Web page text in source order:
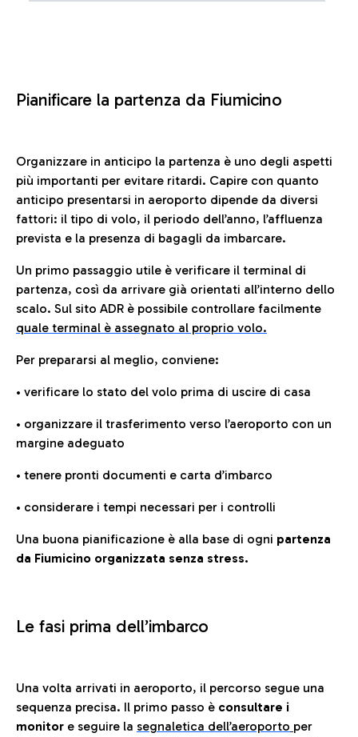
Pianificare la partenza da Fiumicino
Organizzare in anticipo la partenza è uno degli aspetti
più importanti per evitare ritardi. Capire con quanto
anticipo presentarsi in aeroporto dipende da diversi
fattori: il tipo di volo, il periodo dell’anno, l’affluenza
prevista e la presenza di bagagli da imbarcare.
Un primo passaggio utile è verificare il terminal di
partenza, così da arrivare già orientati all’interno dello
scalo. Sul sito ADR è possibile controllare facilmente
quale terminal è assegnato al proprio volo.
Per prepararsi al meglio, conviene:
• verificare lo stato del volo prima di uscire di casa
• organizzare il trasferimento verso l’aeroporto con un
margine adeguato
• tenere pronti documenti e carta d’imbarco
• considerare i tempi necessari per i controlli
Una buona pianificazione è alla base di ogni partenza
da Fiumicino organizzata senza stress.
Le fasi prima dell’imbarco
Una volta arrivati in aeroporto, il percorso segue una
sequenza precisa. Il primo passo è consultare i
monitor e seguire la segnaletica dell’aeroporto per